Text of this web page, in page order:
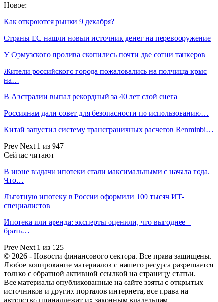
Новое:
Как откроются рынки 9 декабря?
Страны ЕС нашли новый источник денег на перевооружение
У Ормузского пролива скопились почти две сотни танкеров
Жители российского города пожаловались на полчища крыс
на…
В Австралии выпал рекордный за 40 лет слой снега
Россиянам дали совет для безопасности по использованию…
Китай запустил систему трансграничных расчетов Renminbi…
Prev Next 1 из 947
Сейчас читают
В июне выдачи ипотеки стали максимальными с начала года.
Что…
Льготную ипотеку в России оформили 100 тысяч ИТ-
специалистов
Ипотека или аренда: эксперты оценили, что выгоднее –
брать…
Prev Next 1 из 125
© 2026 - Новости финансового сектора. Все права защищены.
Любое копирование материалов с нашего ресурса разрешается
только с обратной активной ссылкой на страницу статьи.
Все материалы опубликованные на сайте взяты с открытых
источников и других порталов интернета, все права на
авторство принадлежат их законным владельцам.